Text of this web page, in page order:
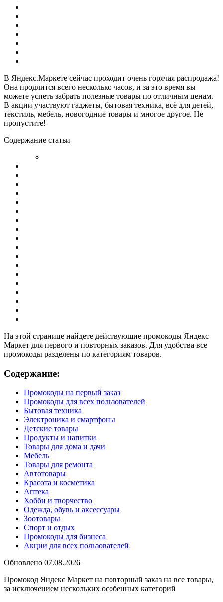
В Яндекс.Маркете сейчас проходит очень горячая распродажа!
Она продлится всего несколько часов, и за это время вы
можете успеть забрать полезные товары по отличным ценам.
В акции участвуют гаджеты, бытовая техника, всё для детей,
текстиль, мебель, новогодние товары и многое другое. Не
пропустите!
Содержание статьи
На этой странице найдете действующие промокоды Яндекс
Маркет для первого и повторных заказов. Для удобства все
промокоды разделены по категориям товаров.
Содержание:
Промокоды на первый заказ
Промокоды для всех пользователей
Бытовая техника
Электроника и смартфоны
Детские товары
Продукты и напитки
Товары для дома и дачи
Мебель
Товары для ремонта
Автотовары
Красота и косметика
Аптека
Хобби и творчество
Одежда, обувь и аксессуары
Зоотовары
Спорт и отдых
Промокоды для бизнеса
Акции для всех пользователей
Обновлено 07.08.2026
Промокод Яндекс Маркет на повторный заказ на все товары,
за исключением нескольких особенных категорий